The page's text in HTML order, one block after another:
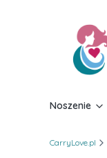
Noszenie
CarryLove.pl